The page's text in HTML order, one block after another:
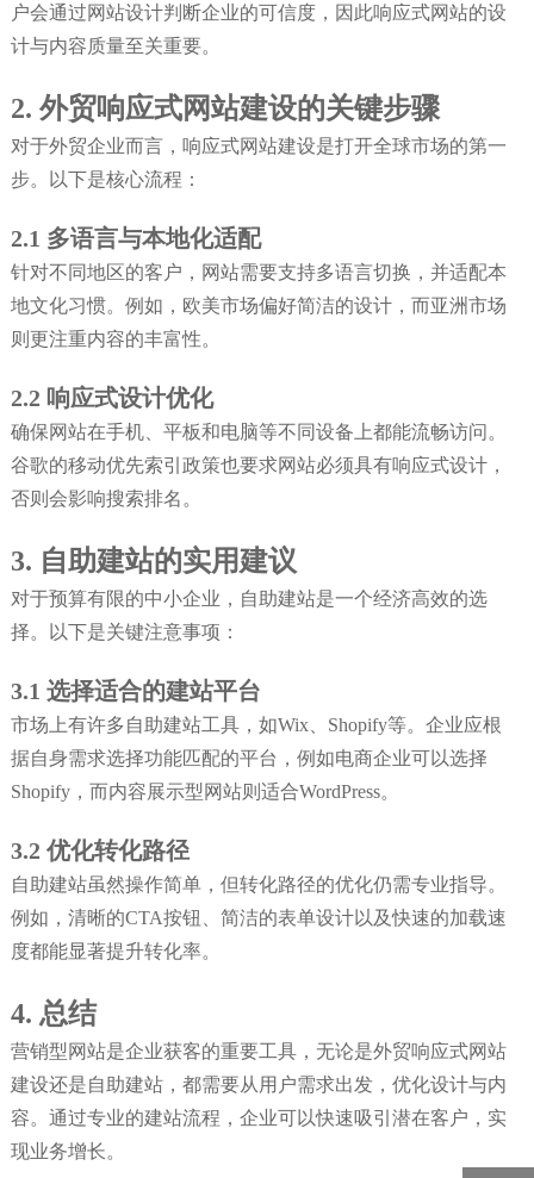
户会通过网站设计判断企业的可信度，因此响应式网站的设
计与内容质量至关重要。
2. 外贸响应式网站建设的关键步骤
对于外贸企业而言，响应式网站建设是打开全球市场的第一
步。以下是核心流程：
2.1 多语言与本地化适配
针对不同地区的客户，网站需要支持多语言切换，并适配本
地文化习惯。例如，欧美市场偏好简洁的设计，而亚洲市场
则更注重内容的丰富性。
2.2 响应式设计优化
确保网站在手机、平板和电脑等不同设备上都能流畅访问。
谷歌的移动优先索引政策也要求网站必须具有响应式设计，
否则会影响搜索排名。
3. 自助建站的实用建议
对于预算有限的中小企业，自助建站是一个经济高效的选
择。以下是关键注意事项：
3.1 选择适合的建站平台
市场上有许多自助建站工具，如Wix、Shopify等。企业应根
据自身需求选择功能匹配的平台，例如电商企业可以选择
Shopify，而内容展示型网站则适合WordPress。
3.2 优化转化路径
自助建站虽然操作简单，但转化路径的优化仍需专业指导。
例如，清晰的CTA按钮、简洁的表单设计以及快速的加载速
度都能显著提升转化率。
4. 总结
营销型网站是企业获客的重要工具，无论是外贸响应式网站
建设还是自助建站，都需要从用户需求出发，优化设计与内
容。通过专业的建站流程，企业可以快速吸引潜在客户，实
现业务增长。